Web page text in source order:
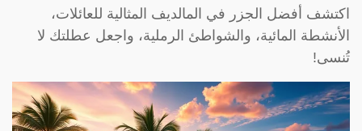
اكتشف أفضل الجزر في المالديف المثالية للعائلات،
الأنشطة المائية، والشواطئ الرملية، واجعل عطلتك لا
تُنسى!